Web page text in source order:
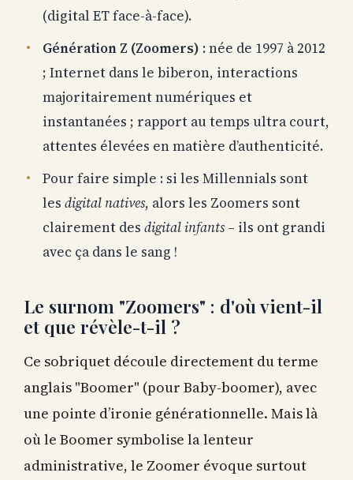
(digital ET face-à-face).
Génération Z (Zoomers) : née de 1997 à 2012
; Internet dans le biberon, interactions
majoritairement numériques et
instantanées ; rapport au temps ultra court,
attentes élevées en matière d’authenticité.
Pour faire simple : si les Millennials sont
les digital natives, alors les Zoomers sont
clairement des digital infants– ils ont grandi
avec ça dans le sang !
Le surnom "Zoomers" : d'où vient-il
et que révèle-t-il ?
Ce sobriquet découle directement du terme
anglais "Boomer" (pour Baby-boomer), avec
une pointe d’ironie générationnelle. Mais là
où le Boomer symbolise la lenteur
administrative, le Zoomer évoque surtout